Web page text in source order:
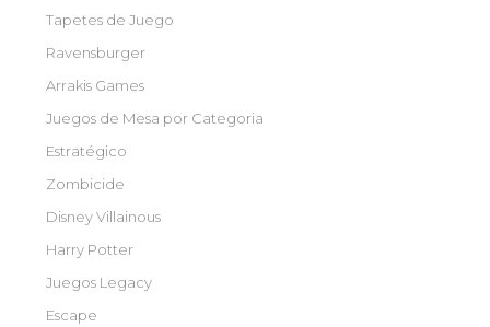
Tapetes de Juego
Ravensburger
Arrakis Games
Juegos de Mesa por Categoria
Estratégico
Zombicide
Disney Villainous
Harry Potter
Juegos Legacy
Escape